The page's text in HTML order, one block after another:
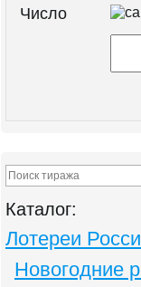
Число
Каталог:
Лотереи
Новогодние